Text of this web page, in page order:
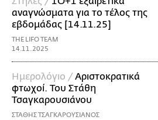
αναγνώσματα για το τέλος της
εβδομάδας [14.11.25]
THE LIFO TEAM
14.11.2025
Ημερολόγιο / Αριστοκρατικά
φτωχοί. Του Στάθη
Τσαγκαρουσιάνου
ΣΤΑΘΗΣ ΤΣΑΓΚΑΡΟΥΣΙΑΝΟΣ